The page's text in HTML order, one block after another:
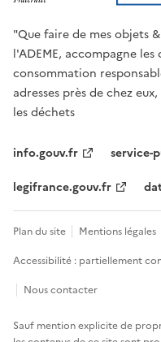
"Que faire de mes objets
l'ADEME, accompagne
consommation
adresses près de chez
les déchets
info.gouv.fr
service-
legifrance.gouv.fr
Plan du site Mentions légales
Accessibilité : partiellement
Nous contacter
Sauf mention explicite de